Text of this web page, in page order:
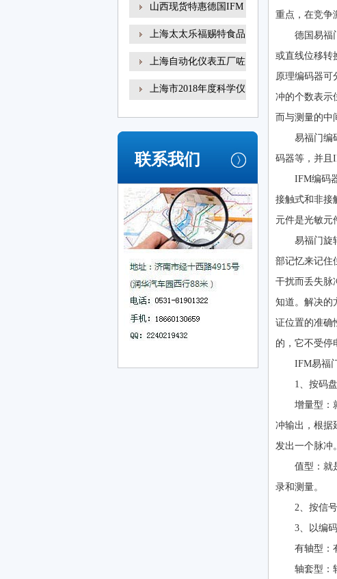
山西现货特惠德国IFM
上海太太乐福赐特食品
上海自动化仪表五厂咗
上海市2018年度科学仪
联系我们
重点，在竞争
德国易福
或直线位移转
原理编码器可
冲的个数表示
而与测量的中
易福门编
码器等，并且
IFM编码
接触式和非接
元件是光敏元
易福门旋
部记忆来记住
干扰而丢失脉
知道。解决的
证位置的准确
的，它不受停
IFM易福
1、按码
增量型：
冲输出，根据
发出一个脉冲。
值型：就
录和测量。
2、按信
3、以编
有轴型：
轴套型：